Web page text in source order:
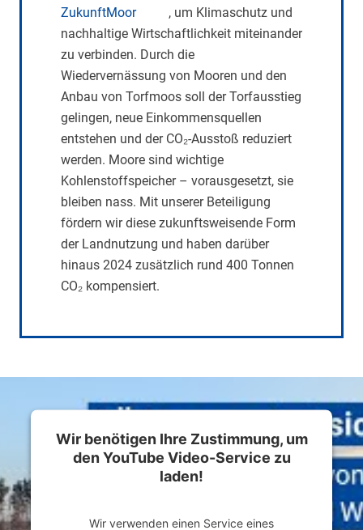
ZukunftMoor
, um Klimaschutz und
nachhaltige Wirtschaftlichkeit miteinander
zu verbinden. Durch die
Wiedervernässung von Mooren und den
Anbau von Torfmoos soll der Torfausstieg
gelingen, neue Einkommensquellen
entstehen und der CO₂-Ausstoß reduziert
werden. Moore sind wichtige
Kohlenstoffspeicher – vorausgesetzt, sie
bleiben nass. Mit unserer Beteiligung
fördern wir diese zukunftsweisende Form
der Landnutzung und haben darüber
hinaus 2024 zusätzlich rund 400 Tonnen
CO₂ kompensiert.
Wir benötigen Ihre Zustimmung, um
den YouTube Video-Service zu
laden!
Wir verwenden einen Service eines